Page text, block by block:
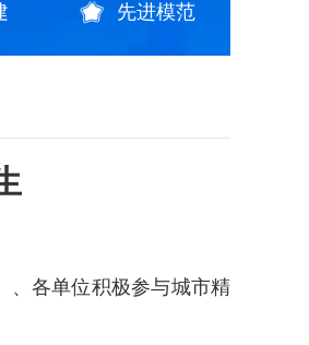
先进模范
、各单位积极参与城市精